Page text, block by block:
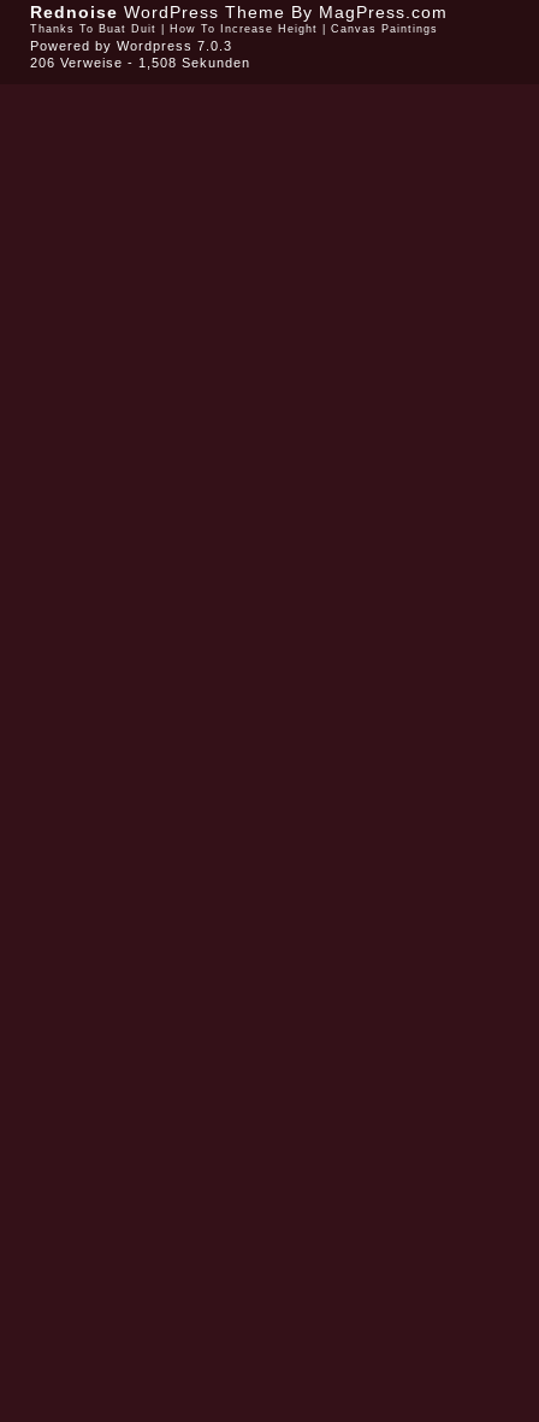
Rednoise WordPress Theme By MagPress.com
Thanks To Buat Duit How To Increase Height Canvas Paintings
Powered by Wordpress 7.0.3
206 Verweise - 1,508 Sekunden